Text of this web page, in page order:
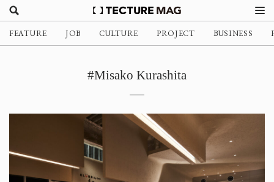
FEATURE JOB CULTURE PROJECT BUSINESS
#Misako Kurashita